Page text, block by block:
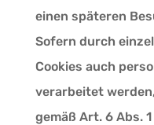
einen späteren
Sofern durch
Cookies auch
verarbeitet
gemäß Art. 6 Abs.